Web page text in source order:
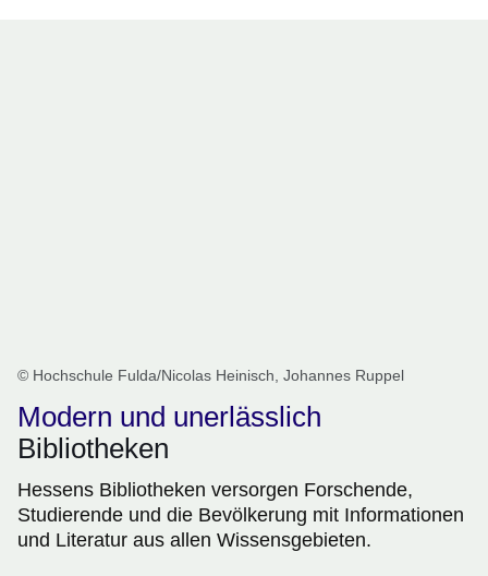
© Hochschule Fulda/Nicolas Heinisch, Johannes Ruppel
Modern und unerlässlich
Bibliotheken
Hessens Bibliotheken versorgen Forschende,
Studierende und die Bevölkerung mit Informationen
und Literatur aus allen Wissensgebieten.